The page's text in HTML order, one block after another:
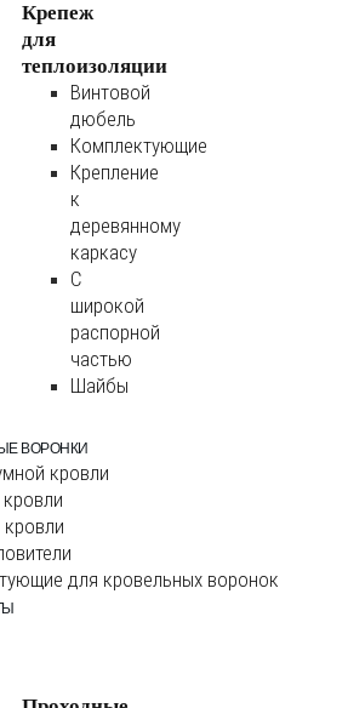
Крепеж
для
теплоизоляции
Винтовой
дюбель
Комплектующие
Крепление
к
деревянному
каркасу
С
широкой
распорной
частью
Шайбы
ВОРОНКИ
кровли
для кровельных воронок